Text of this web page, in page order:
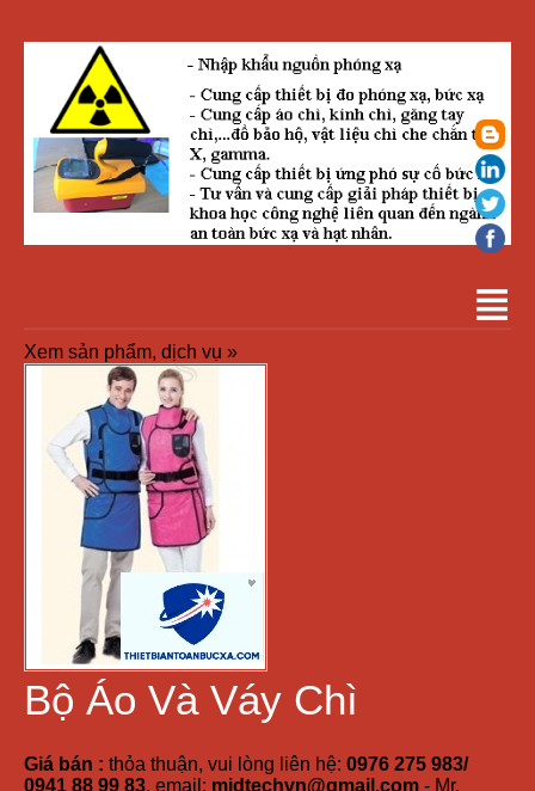
Xem sản phẩm, dịch vụ »
Bộ Áo Và Váy Chì
Giá bán : thỏa thuận, vui lòng liên hệ: 0976 275 983/
0941 88 99 83, email: midtechvn@gmail.com - Mr.